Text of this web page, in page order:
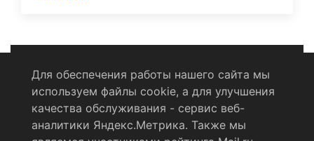
Политика конфиденциальности
Согласие на обработку персональных данных
Для обеспечения работы нашего сайта мы
используем файлы cookie, а для улучшения
качества обслуживания - сервис веб-
аналитики Яндекс.Метрика. Также мы